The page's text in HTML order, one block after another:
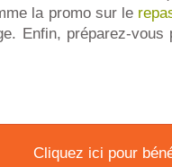
la promo sur le
Enfin, préparez-vous
Cliquez ici pour